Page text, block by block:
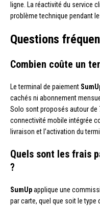
ligne. La réactivité du service
problème technique pendant
Questions
Combien coûte un
Le terminal de paiement
cachés ni abonnement
Solo sont proposés autour de
connectivité mobile intégrée
livraison et l’activation du
Quels sont les frais
?
SumUpapplique une
par carte, quel que soit le type